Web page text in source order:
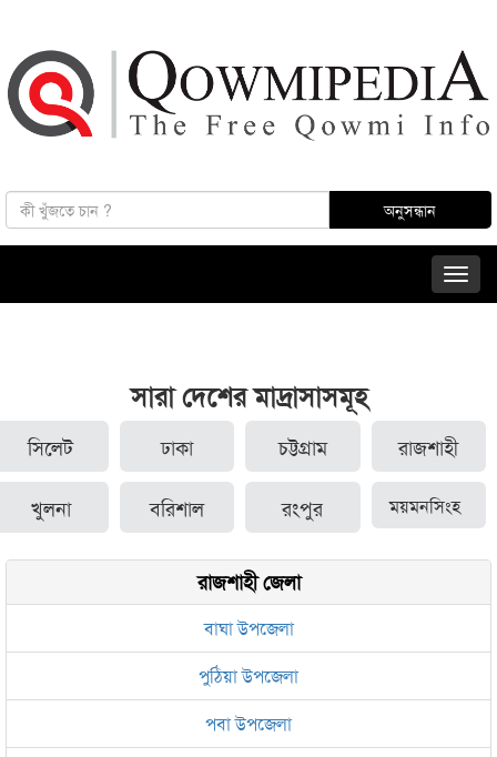
সারা দেশের মাদ্রাসাসমূহ
সিলেট ঢাকা চট্টগ্রাম রাজশাহী
খুলনা বরিশাল রংপুর ময়মনসিংহ
রাজশাহী জেলা
বাঘা উপজেলা
পুঠিয়া উপজেলা
পবা উপজেলা